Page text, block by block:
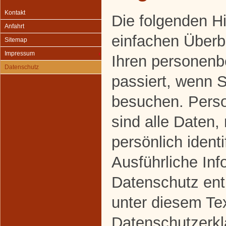
Kontakt
Anfahrt
Sitemap
Impressum
Datenschutz
Die folgenden
einfachen
Ihren
passiert, wenn
besuchen.
sind alle Daten,
persönlich
Ausführliche
Datenschutz
unter diesem